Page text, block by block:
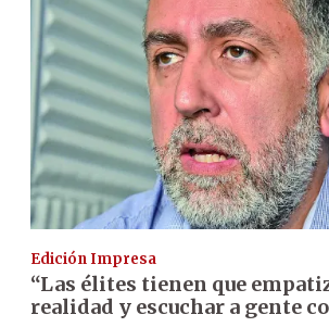
Edición Impresa
“Las élites tienen que
realidad y escuchar a gente